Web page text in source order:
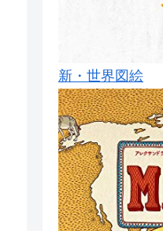
新・世界図絵